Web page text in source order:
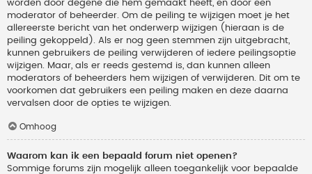
worden door degene die hem gemaakt heeft, en door een
moderator of beheerder. Om de peiling te wijzigen moet je het
allereerste bericht van het onderwerp wijzigen (hieraan is de
peiling gekoppeld). Als er nog geen stemmen zijn uitgebracht,
kunnen gebruikers de peiling verwijderen of iedere peilingsoptie
wijzigen. Maar, als er reeds gestemd is, dan kunnen alleen
moderators of beheerders hem wijzigen of verwijderen. Dit om te
voorkomen dat gebruikers een peiling maken en deze daarna
vervalsen door de opties te wijzigen.
Omhoog
Waarom kan ik een bepaald forum niet openen?
Sommige forums zijn mogelijk alleen toegankelijk voor bepaalde